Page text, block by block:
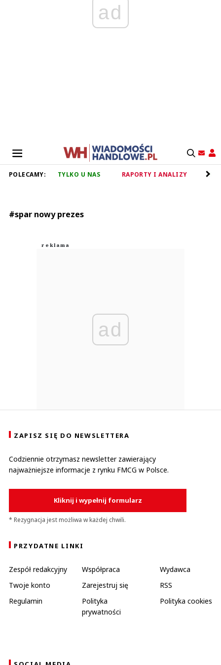
ad
POLECAMY: TYLKO U NAS RAPORTY I ANALIZY
#spar nowy prezes
ad
ZAPISZ SIĘ DO NEWSLETTERA
Codziennie otrzymasz newsletter zawierający
najważniejsze informacje z rynku FMCG w Polsce.
Kliknij i wypełnij formularz
* Rezygnacja jest możliwa w każdej chwili.
PRZYDATNE LINKI
Zespół redakcyjny Współpraca
Wydawca
Twoje konto
Zarejestruj się
RSS
Regulamin
Polityka
prywatności
Polityka cookies